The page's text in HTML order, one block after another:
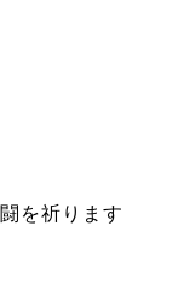
を祈ります